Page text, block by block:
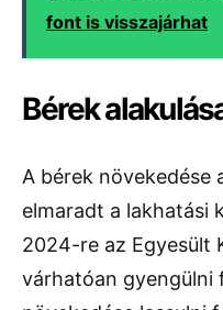
font is visszajárhat
Bérek
A bérek növekedése
elmaradt a lakhatási
2024-re az Egyesült
várhatóan gyengülni